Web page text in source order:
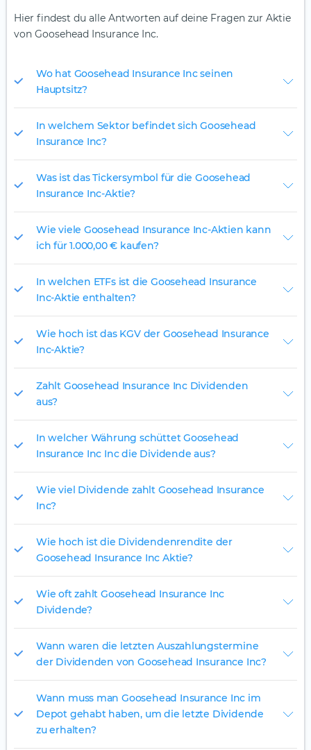
Hier findest du alle Antworten auf deine Fragen zur Aktie
von Goosehead Insurance Inc.
Wo hat Goosehead Insurance Inc seinen
Hauptsitz?
In welchem Sektor befindet sich Goosehead
Insurance Inc?
Was ist das Tickersymbol für die Goosehead
Insurance Inc-Aktie?
Wie viele Goosehead Insurance Inc-Aktien kann
ich für 1.000,00 € kaufen?
In welchen ETFs ist die Goosehead Insurance
Inc-Aktie enthalten?
Wie hoch ist das KGV der Goosehead Insurance
Inc-Aktie?
Zahlt Goosehead Insurance Inc Dividenden
aus?
In welcher Währung schüttet Goosehead
Insurance Inc Inc die Dividende aus?
Wie viel Dividende zahlt Goosehead Insurance
Inc?
Wie hoch ist die Dividendenrendite der
Goosehead Insurance Inc Aktie?
Wie oft zahlt Goosehead Insurance Inc
Dividende?
Wann waren die letzten Auszahlungstermine
der Dividenden von Goosehead Insurance Inc?
Wann muss man Goosehead Insurance Inc im
Depot gehabt haben, um die letzte Dividende
zu erhalten?